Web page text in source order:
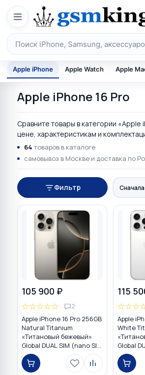
Перейти к содержимому
Поиск по каталогу
Apple iPhone Apple Watch Apple
Apple iPhone 16 Pro
Сравните товары в категории «Apple
цене, характеристикам и
64 товаров в каталоге
самовывоз в Москве и доставка по
Фильтр
105 900 ₽
☆☆☆☆☆ 2
Apple iPhone 16 Pro 256GB
Natural Titanium
«Tитановый бежевый»
Global DUAL SIM (nano SIM
+ eSIM)
115
☆☆☆
Apple
White
Global
+ eSIM)